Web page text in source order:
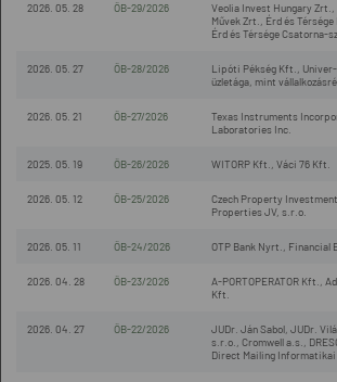
2026. 05. 28 ÖB-29/2026
Veolia Invest Hungary
Művek Zrt., Érd és Térsége
Érd és Térsége Csatorna-
2026. 05. 27 ÖB-28/2026
Lipóti Pékség Kft.,
üzletága, mint
2026. 05. 21 ÖB-27/2026
Texas Instruments
Laboratories Inc.
2025. 05. 19 ÖB-26/2026 WITORP Kft., Váci 76 Kft.
2026. 05. 12 ÖB-25/2026
Czech Property
Properties JV, s.r.o.
2026. 05. 11 ÖB-24/2026 OTP Bank Nyrt., Financial
2026. 04. 28 ÖB-23/2026
A-PORTOPERATOR Kft.,
Kft.
2026. 04. 27 ÖB-22/2026
JUDr. Ján Sabol, JUDr.
s.r.o., Cromwell a.s.,
Direct Mailing Informatikai